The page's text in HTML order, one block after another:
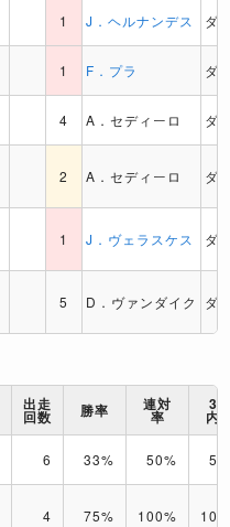
1 J．ヘルナンデス ダ
1 F．プラ ダ
4 A．セディーロ ダ
2 A．セディーロ ダ
1 J．ヴェラスケス ダ
5 D．ヴァンダイク ダ
出走
回数 勝率 連対
率
3
内
6 33% 50%
4 75% 100%